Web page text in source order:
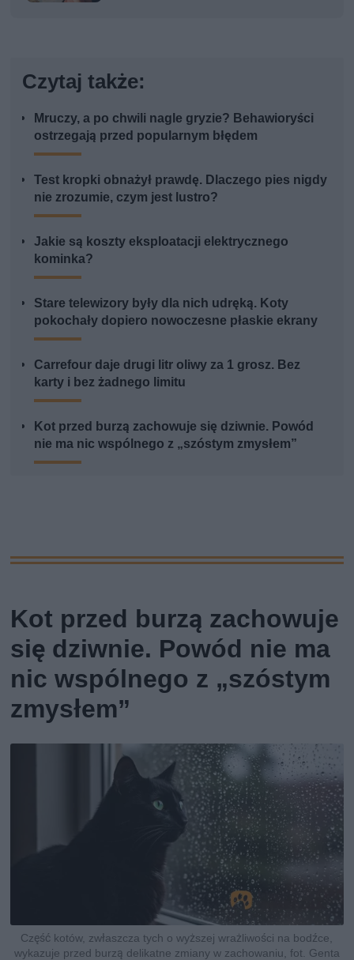
Czytaj także:
Mruczy, a po chwili nagle gryzie? Behawioryści
ostrzegają przed popularnym błędem
Test kropki obnażył prawdę. Dlaczego pies nigdy
nie zrozumie, czym jest lustro?
Jakie są koszty eksploatacji elektrycznego
kominka?
Stare telewizory były dla nich udręką. Koty
pokochały dopiero nowoczesne płaskie ekrany
Carrefour daje drugi litr oliwy za 1 grosz. Bez
karty i bez żadnego limitu
Kot przed burzą zachowuje się dziwnie. Powód
nie ma nic wspólnego z „szóstym zmysłem”
Kot przed burzą zachowuje
się dziwnie. Powód nie ma
nic wspólnego z „szóstym
zmysłem”
Część kotów, zwłaszcza tych o wyższej wrażliwości na bodźce,
wykazuje przed burzą delikatne zmiany w zachowaniu, fot. Genta